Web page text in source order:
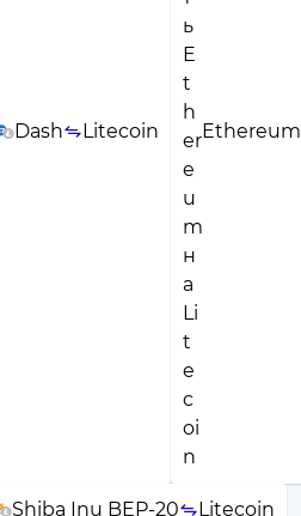
Dash Litecoin Ethereum
Shiba Inu BEP-20 Litecoin